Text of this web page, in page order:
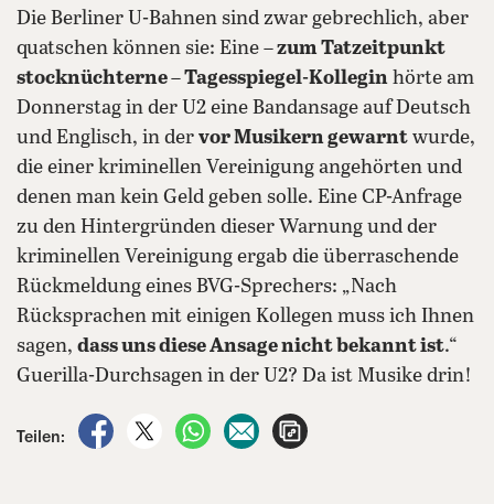
Die Berliner U-Bahnen sind zwar gebrechlich, aber
quatschen können sie: Eine – zum Tatzeitpunkt
stocknüchterne – Tagesspiegel-Kollegin hörte am
Donnerstag in der U2 eine Bandansage auf Deutsch
und Englisch, in der vor Musikern gewarnt wurde,
die einer kriminellen Vereinigung angehörten und
denen man kein Geld geben solle. Eine CP-Anfrage
zu den Hintergründen dieser Warnung und der
kriminellen Vereinigung ergab die überraschende
Rückmeldung eines BVG-Sprechers: „Nach
Rücksprachen mit einigen Kollegen muss ich Ihnen
sagen, dass uns diese Ansage nicht bekannt ist.“
Guerilla-Durchsagen in der U2? Da ist Musike drin!
Teilen:
auf Facebook teilen
auf X teilenper WhatsApp teilen
per E-Mail teilen